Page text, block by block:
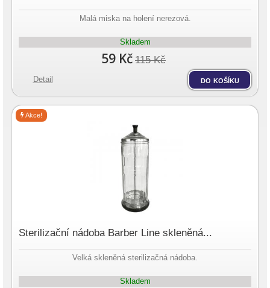
Malá miska na holení nerezová.
Skladem
59 Kč 115 Kč
Detail do košíku
Sterilizační nádoba Barber Line skleněná...
Velká skleněná sterilizačná nádoba.
Skladem
Akce!